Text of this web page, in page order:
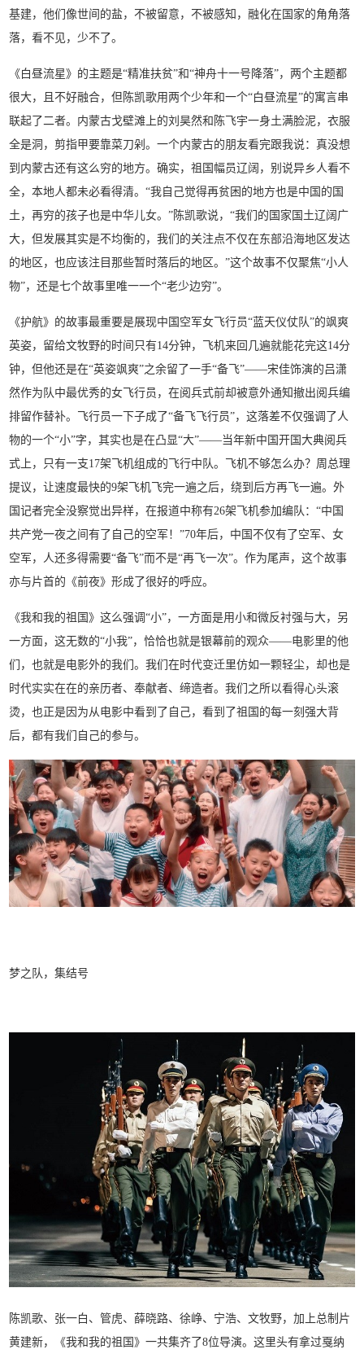
基建，他们像世间的盐，不被留意，不被感知，融化在国家的角角落
落，看不见，少不了。
《白昼流星》的主题是“精准扶贫”和“神舟十一号降落”，两个主题都
很大，且不好融合，但陈凯歌用两个少年和一个“白昼流星”的寓言串
联起了二者。内蒙古戈壁滩上的刘昊然和陈飞宇一身土满脸泥，衣服
全是洞，剪指甲要靠菜刀剁。一个内蒙古的朋友看完跟我说：真没想
到内蒙古还有这么穷的地方。确实，祖国幅员辽阔，别说异乡人看不
全，本地人都未必看得清。“我自己觉得再贫困的地方也是中国的国
土，再穷的孩子也是中华儿女。”陈凯歌说，“我们的国家国土辽阔广
大，但发展其实是不均衡的，我们的关注点不仅在东部沿海地区发达
的地区，也应该注目那些暂时落后的地区。”这个故事不仅聚焦“小人
物”，还是七个故事里唯一一个“老少边穷”。
《护航》的故事最重要是展现中国空军女飞行员“蓝天仪仗队”的飒爽
英姿，留给文牧野的时间只有14分钟，飞机来回几遍就能花完这14分
钟，但他还是在“英姿飒爽”之余留了一手“备飞”——宋佳饰演的吕潇
然作为队中最优秀的女飞行员，在阅兵式前却被意外通知撤出阅兵编
排留作替补。飞行员一下子成了“备飞飞行员”，这落差不仅强调了人
物的一个“小”字，其实也是在凸显“大”——当年新中国开国大典阅兵
式上，只有一支17架飞机组成的飞行中队。飞机不够怎么办？周总理
提议，让速度最快的9架飞机飞完一遍之后，绕到后方再飞一遍。外
国记者完全没察觉出异样，在报道中称有26架飞机参加编队：“中国
共产党一夜之间有了自己的空军！”70年后，中国不仅有了空军、女
空军，人还多得需要“备飞”而不是“再飞一次”。作为尾声，这个故事
亦与片首的《前夜》形成了很好的呼应。
《我和我的祖国》这么强调“小”，一方面是用小和微反衬强与大，另
一方面，这无数的“小我”，恰恰也就是银幕前的观众——电影里的他
们，也就是电影外的我们。我们在时代变迁里仿如一颗轻尘，却也是
时代实实在在的亲历者、奉献者、缔造者。我们之所以看得心头滚
烫，也正是因为从电影中看到了自己，看到了祖国的每一刻强大背
后，都有我们自己的参与。
梦之队，集结号
陈凯歌、张一白、管虎、薛晓路、徐峥、宁浩、文牧野，加上总制片
黄建新，《我和我的祖国》一共集齐了8位导演。这里头有拿过戛纳